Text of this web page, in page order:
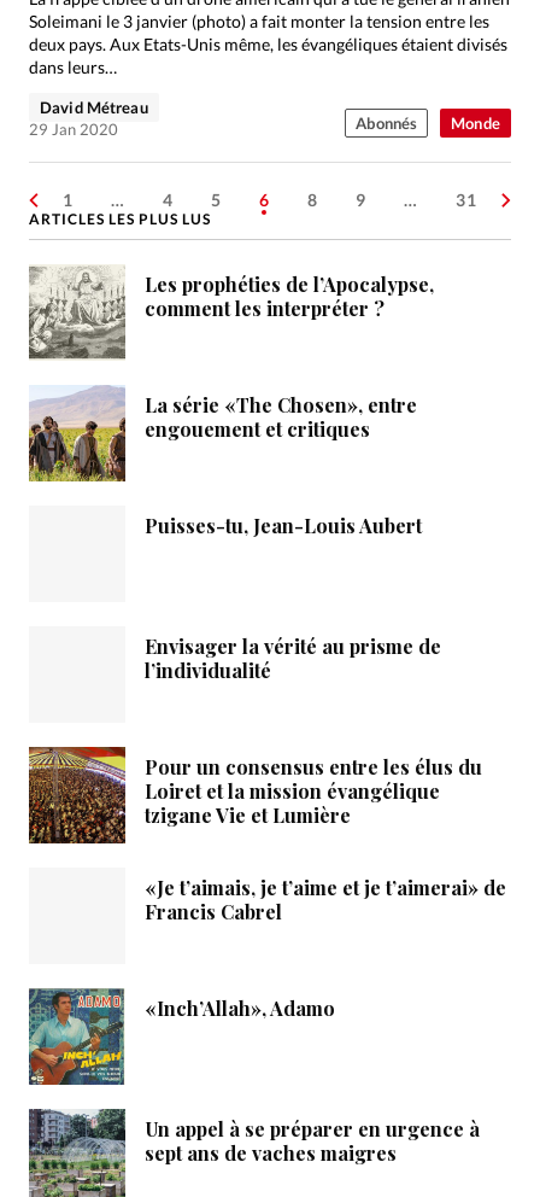
Monde
Soleimani le 3 janvier (photo) a fait monter la tension entre les
deux pays. Aux Etats-Unis même, les évangéliques étaient divisés
dans leurs…
David Métreau
29 Jan 2020
Abonnés
1 … 4 5 6 8 9 … 31
ARTICLES LES PLUS LUS
Les prophéties de l’Apocalypse,
comment les interpréter ?
La série «The Chosen», entre
engouement et critiques
Puisses-tu, Jean-Louis Aubert
Envisager la vérité au prisme de
l’individualité
Pour un consensus entre les élus du
Loiret et la mission évangélique
tzigane Vie et Lumière
«Je t’aimais, je t’aime et je t’aimerai» de
Francis Cabrel
«Inch’Allah», Adamo
Un appel à se préparer en urgence à
sept ans de vaches maigres